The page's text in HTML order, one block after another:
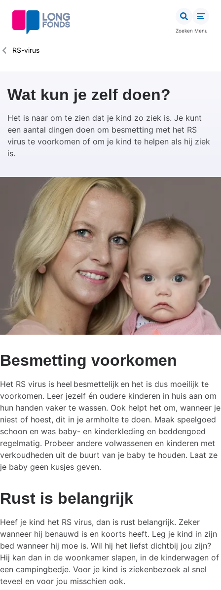
inhoud
Zoeken Menu
Kruimelpad
RS-virus
Wat kun je zelf doen?
Het is naar om te zien dat je kind zo ziek is. Je kunt
een aantal dingen doen om besmetting met het RS
virus te voorkomen of om je kind te helpen als hij ziek
is.
Besmetting voorkomen
Het RS virus is heel besmettelijk en het is dus moeilijk te
voorkomen. Leer jezelf én oudere kinderen in huis aan om
hun handen vaker te wassen. Ook helpt het om, wanneer je
niest of hoest, dit in je armholte te doen. Maak speelgoed
schoon en was baby- en kinderkleding en beddengoed
regelmatig. Probeer andere volwassenen en kinderen met
verkoudheden uit de buurt van je baby te houden. Laat ze
je baby geen kusjes geven.
Rust is belangrijk
Heef je kind het RS virus, dan is rust belangrijk. Zeker
wanneer hij benauwd is en koorts heeft. Leg je kind in zijn
bed wanneer hij moe is. Wil hij het liefst dichtbij jou zijn?
Hij kan dan in de woonkamer slapen, in de kinderwagen of
een campingbedje. Voor je kind is ziekenbezoek al snel
teveel en voor jou misschien ook.